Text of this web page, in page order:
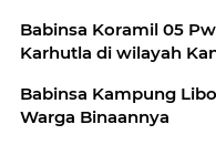
Babinsa Koramil 05
Karhutla di wilayah
Babinsa Kampung
Warga Binaannya